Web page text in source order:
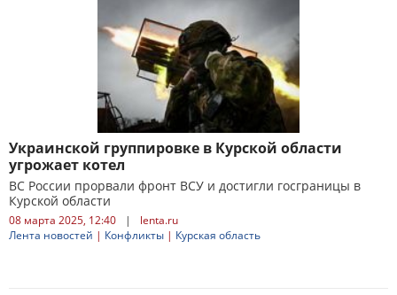
Украинской группировке в Курской области
угрожает котел
ВС России прорвали фронт ВСУ и достигли госграницы в
Курской области
08 марта 2025, 12:40 |
lenta.ru
Лента новостей | Конфликты | Курская область